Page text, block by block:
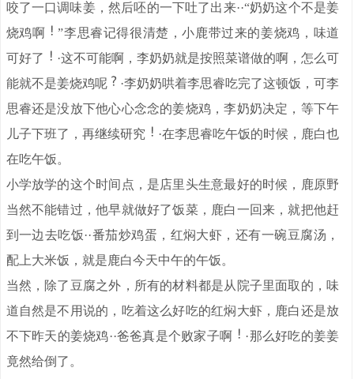
咬了一口调味姜，然后呸的一下吐了出来··“奶奶这个不是姜
烧鸡啊
”李思睿记得很清楚，小鹿带过来的姜烧鸡，味道
可好了
·这不可能啊，李奶奶就是按照菜谱做的啊，怎么可
能就不是姜烧鸡呢
·李奶奶哄着李思睿吃完了这顿饭，可李
思睿还是没放下他心心念念的姜烧鸡，李奶奶决定，等下午
儿子下班了，再继续研究
·在李思睿吃午饭的时候，鹿白也
在吃午饭。
小学放学的这个时间点，是店里头生意最好的时候，鹿原野
当然不能错过，他早就做好了饭菜，鹿白一回来，就把他赶
到一边去吃饭··番茄炒鸡蛋，红焖大虾，还有一碗豆腐汤，
配上大米饭，就是鹿白今天中午的午饭。
当然，除了豆腐之外，所有的材料都是从院子里面取的，味
道自然是不用说的，吃着这么好吃的红焖大虾，鹿白还是放
不下昨天的姜烧鸡··爸爸真是个败家子啊
·那么好吃的姜姜
竟然给倒了。